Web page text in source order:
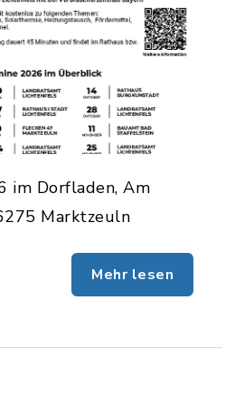
im Dorfladen, Am
Marktzeuln
Mehr lesen